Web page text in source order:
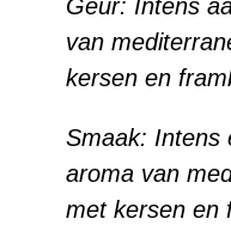
Geur: Intens
van
kersen en
Smaak: Intens
aroma van
met kersen en